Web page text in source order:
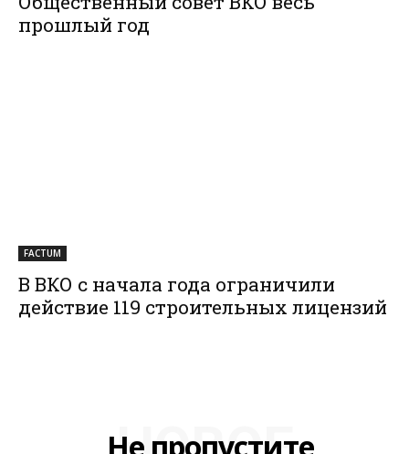
прошлый год
FACTUM
В ВКО с начала года ограничили
действие 119 строительных лицензий